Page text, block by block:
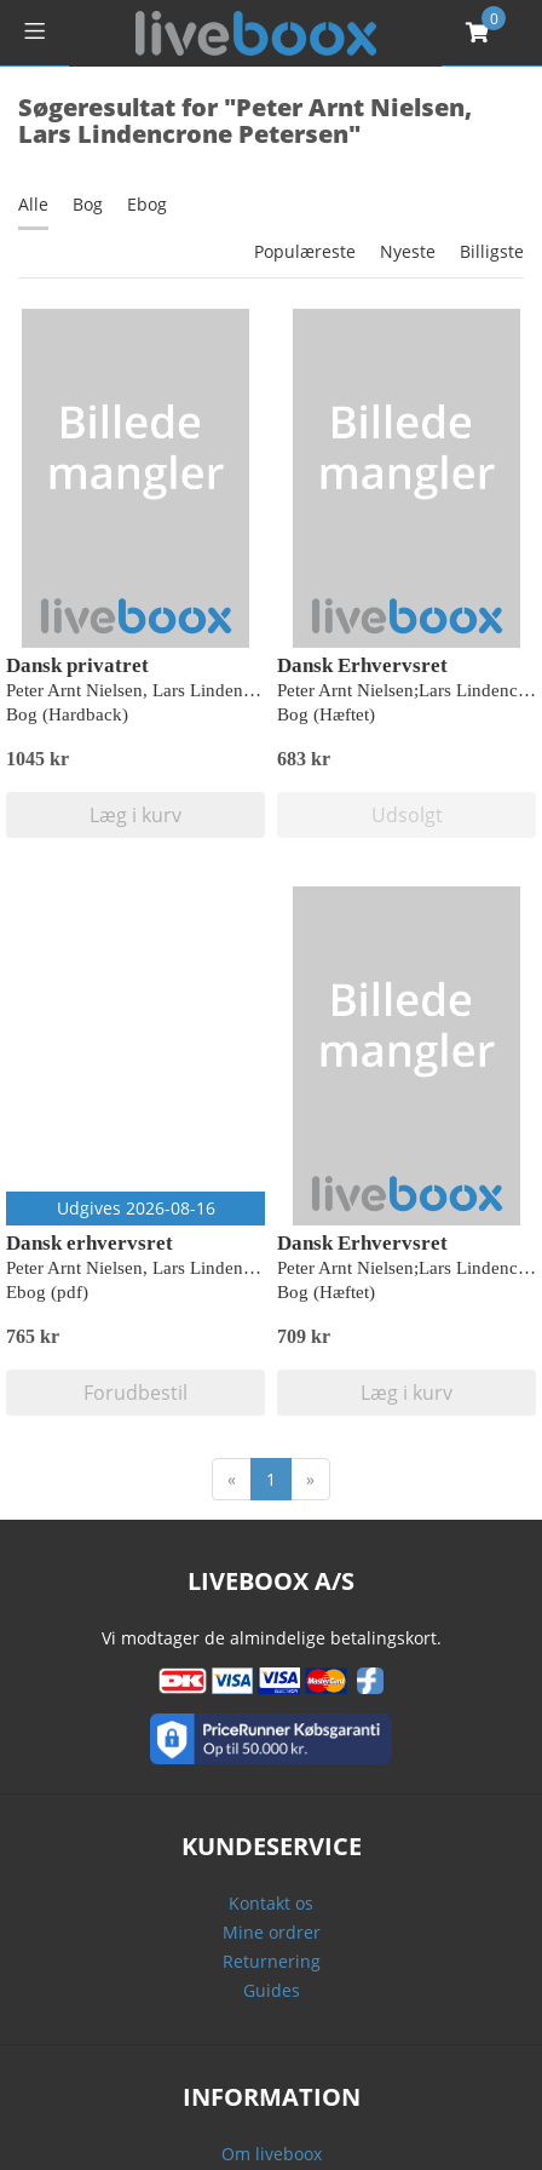
0
Søgeresultat for "Peter Arnt Nielsen,
Lars Lindencrone Petersen"
Alle Bog Ebog
Populæreste Nyeste Billigste
Dansk privatret
Peter Arnt Nielsen, Lars Lindencrone Petersen
Bog (Hardback)
1045 kr
Læg i kurv
Dansk Erhvervsret
Peter Arnt Nielsen;Lars Lindencrone Petersen
Bog (Hæftet)
683 kr
Udsolgt
Udgives 2026-08-16
Dansk erhvervsret
Peter Arnt Nielsen, Lars Lindencrone Petersen
Ebog (pdf)
765 kr
Forudbestil
Dansk Erhvervsret
Peter Arnt Nielsen;Lars Lindencrone Petersen
Bog (Hæftet)
709 kr
Læg i kurv
« 1 »
LIVEBOOX A/S
Vi modtager de almindelige betalingskort.
KUNDESERVICE
Kontakt os
Mine ordrer
Returnering
Guides
INFORMATION
Om liveboox